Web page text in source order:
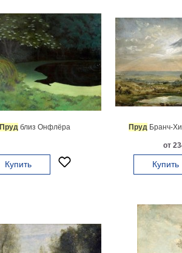
Прудблиз Онфлёра
Купить
Пруд Бранч-
от
Купить